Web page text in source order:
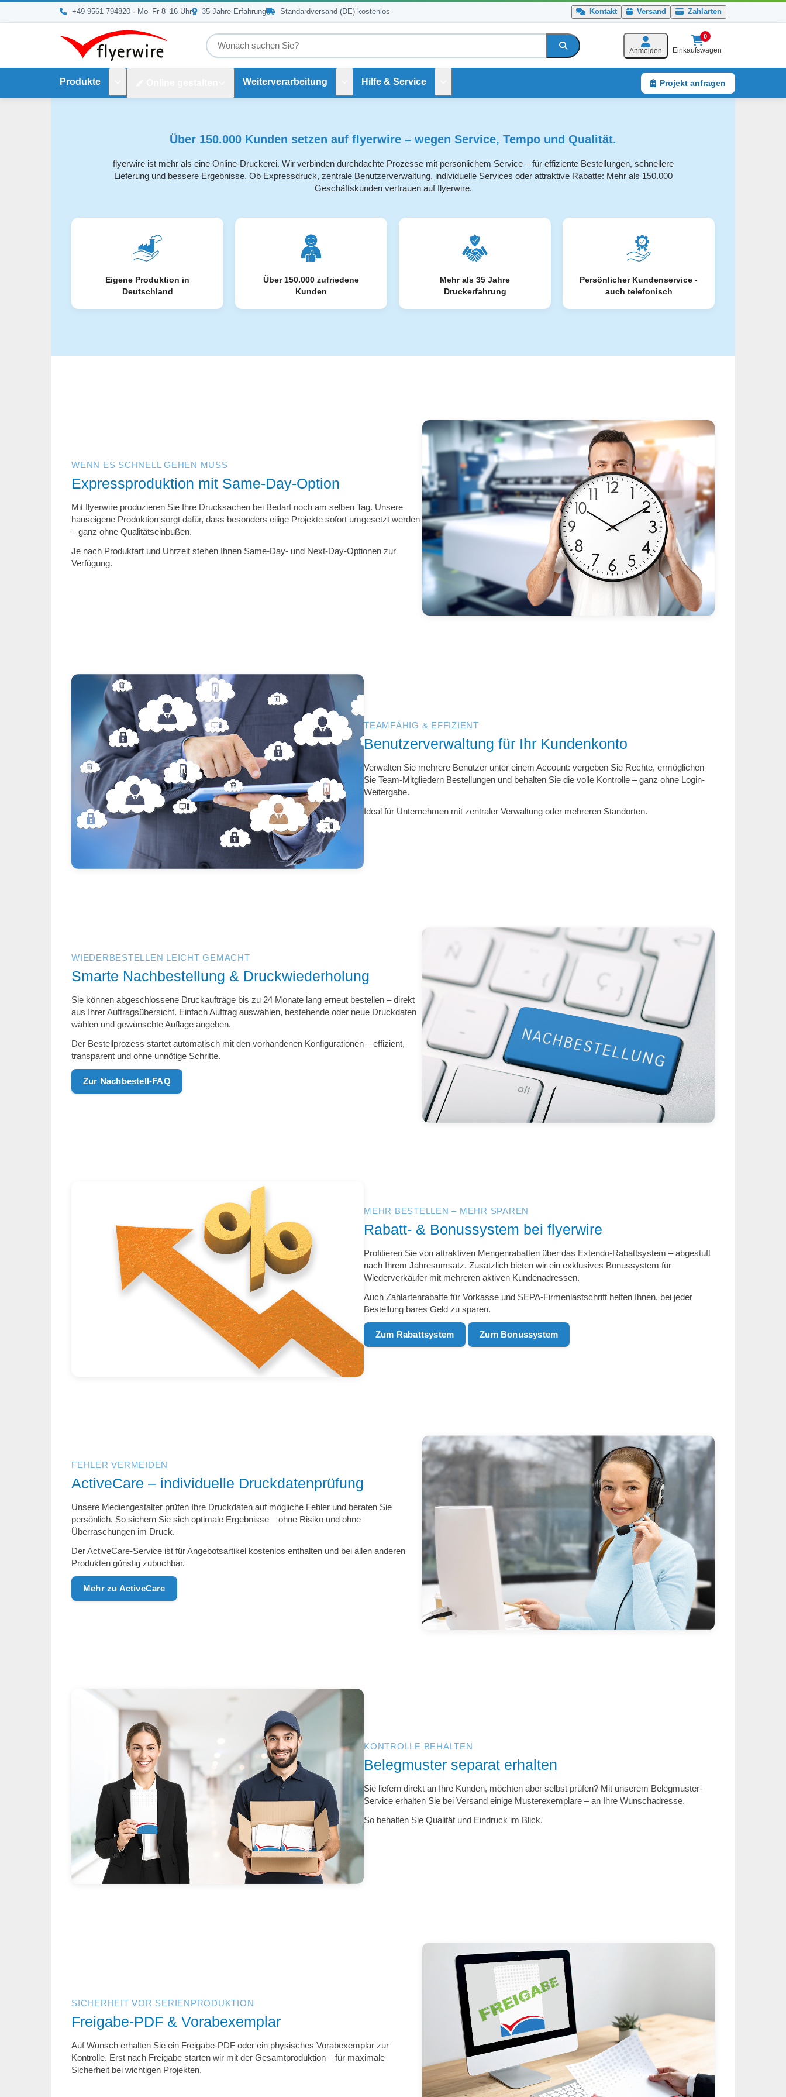
+49 9561 794820 · Mo–Fr 8–16 Uhr 35 Jahre Erfahrung Standardversand (DE) kostenlos Kontakt Versand Zahlarten
Anmelden
0
Einkaufswagen
Produkte Weiterverarbeitung
Untermenü Weiterverarbeitung
Hilfe & Service Projekt anfragen
Über 150.000 Kunden setzen auf flyerwire – wegen Service, Tempo und Qualität.
flyerwire ist mehr als eine Online-Druckerei. Wir verbinden durchdachte Prozesse mit persönlichem Service – für effiziente Bestellungen, schnellere
Lieferung und bessere Ergebnisse. Ob Expressdruck, zentrale Benutzerverwaltung, individuelle Services oder attraktive Rabatte: Mehr als 150.000
Geschäftskunden vertrauen auf flyerwire.
Eigene Produktion in
Deutschland
Über 150.000 zufriedene
Kunden
Mehr als 35 Jahre
Druckerfahrung
Persönlicher Kundenservice -
auch telefonisch
WENN ES SCHNELL GEHEN MUSS
Expressproduktion mit Same-Day-Option
Mit flyerwire produzieren Sie Ihre Drucksachen bei Bedarf noch am selben Tag. Unsere
hauseigene Produktion sorgt dafür, dass besonders eilige Projekte sofort umgesetzt werden
– ganz ohne Qualitätseinbußen.
Je nach Produktart und Uhrzeit stehen Ihnen Same-Day- und Next-Day-Optionen zur
Verfügung.
TEAMFÄHIG & EFFIZIENT
Benutzerverwaltung für Ihr Kundenkonto
Verwalten Sie mehrere Benutzer unter einem Account: vergeben Sie Rechte, ermöglichen
Sie Team-Mitgliedern Bestellungen und behalten Sie die volle Kontrolle – ganz ohne Login-
Weitergabe.
Ideal für Unternehmen mit zentraler Verwaltung oder mehreren Standorten.
WIEDERBESTELLEN LEICHT GEMACHT
Smarte Nachbestellung & Druckwiederholung
Sie können abgeschlossene Druckaufträge bis zu 24 Monate lang erneut bestellen – direkt
aus Ihrer Auftragsübersicht. Einfach Auftrag auswählen, bestehende oder neue Druckdaten
wählen und gewünschte Auflage angeben.
Der Bestellprozess startet automatisch mit den vorhandenen Konfigurationen – effizient,
transparent und ohne unnötige Schritte.
Zur Nachbestell-FAQ
MEHR BESTELLEN – MEHR SPAREN
Rabatt- & Bonussystem bei flyerwire
Profitieren Sie von attraktiven Mengenrabatten über das Extendo-Rabattsystem – abgestuft
nach Ihrem Jahresumsatz. Zusätzlich bieten wir ein exklusives Bonussystem für
Wiederverkäufer mit mehreren aktiven Kundenadressen.
Auch Zahlartenrabatte für Vorkasse und SEPA-Firmenlastschrift helfen Ihnen, bei jeder
Bestellung bares Geld zu sparen.
Zum Rabattsystem Zum Bonussystem
FEHLER VERMEIDEN
ActiveCare – individuelle Druckdatenprüfung
Unsere Mediengestalter prüfen Ihre Druckdaten auf mögliche Fehler und beraten Sie
persönlich. So sichern Sie sich optimale Ergebnisse – ohne Risiko und ohne
Überraschungen im Druck.
Der ActiveCare-Service ist für Angebotsartikel kostenlos enthalten und bei allen anderen
Produkten günstig zubuchbar.
Mehr zu ActiveCare
KONTROLLE BEHALTEN
Belegmuster separat erhalten
Sie liefern direkt an Ihre Kunden, möchten aber selbst prüfen? Mit unserem Belegmuster-
Service erhalten Sie bei Versand einige Musterexemplare – an Ihre Wunschadresse.
So behalten Sie Qualität und Eindruck im Blick.
SICHERHEIT VOR SERIENPRODUKTION
Freigabe-PDF & Vorabexemplar
Auf Wunsch erhalten Sie ein Freigabe-PDF oder ein physisches Vorabexemplar zur
Kontrolle. Erst nach Freigabe starten wir mit der Gesamtproduktion – für maximale
Sicherheit bei wichtigen Projekten.